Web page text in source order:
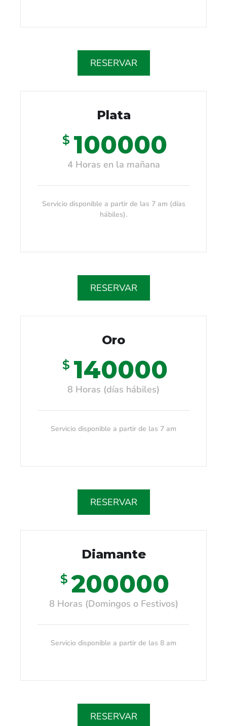
RESERVAR
Plata
$ 100000
4 Horas en la mañana
Servicio disponible a partir de las 7 am (días
hábiles).
RESERVAR
Oro
$ 140000
8 Horas (días hábiles)
Servicio disponible a partir de las 7 am
RESERVAR
Diamante
$ 200000
8 Horas (Domingos o Festivos)
Servicio disponible a partir de las 8 am
RESERVAR